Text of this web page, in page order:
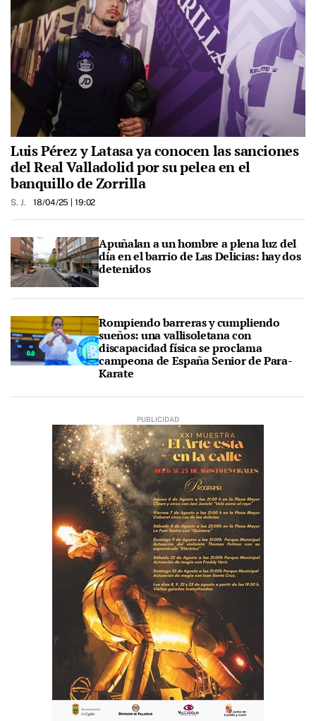
Luis Pérez y Latasa ya conocen las sanciones
del Real Valladolid por su pelea en el
banquillo de Zorrilla
S. J. 18/04/25 | 19:02
Apuñalan a un hombre a plena luz del
día en el barrio de Las Delicias: hay dos
detenidos
Rompiendo barreras y cumpliendo
sueños: una vallisoletana con
discapacidad física se proclama
campeona de España Senior de Para-
Karate